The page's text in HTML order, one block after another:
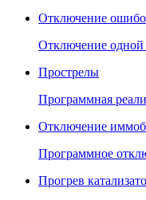
Отключение
Отключение
Прострелы
Программная
Отключение
Программное
Прогрев